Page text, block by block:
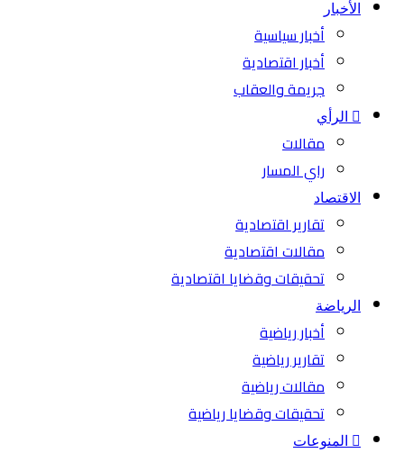
الأخبار
أخبار سياسية
أخبار اقتصادية
جريمة والعقاب
الرأي
مقالات
راي المسار
الاقتصاد
تقارير اقتصادية
مقالات اقتصادية
تحقيقات وقضايا اقتصادية
الرياضة
أخبار رياضية
تقارير رياضية
مقالات رياضية
تحقيقات وقضايا رياضية
المنوعات